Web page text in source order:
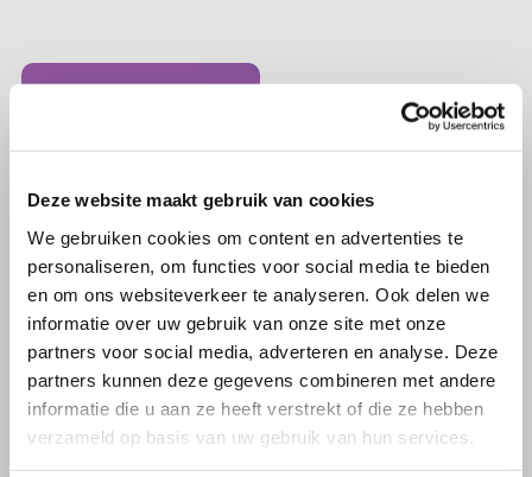
Deze website maakt gebruik van cookies
We gebruiken cookies om content en advertenties te
personaliseren, om functies voor social media te bieden
en om ons websiteverkeer te analyseren. Ook delen we
informatie over uw gebruik van onze site met onze
partners voor social media, adverteren en analyse. Deze
partners kunnen deze gegevens combineren met andere
informatie die u aan ze heeft verstrekt of die ze hebben
verzameld op basis van uw gebruik van hun services.